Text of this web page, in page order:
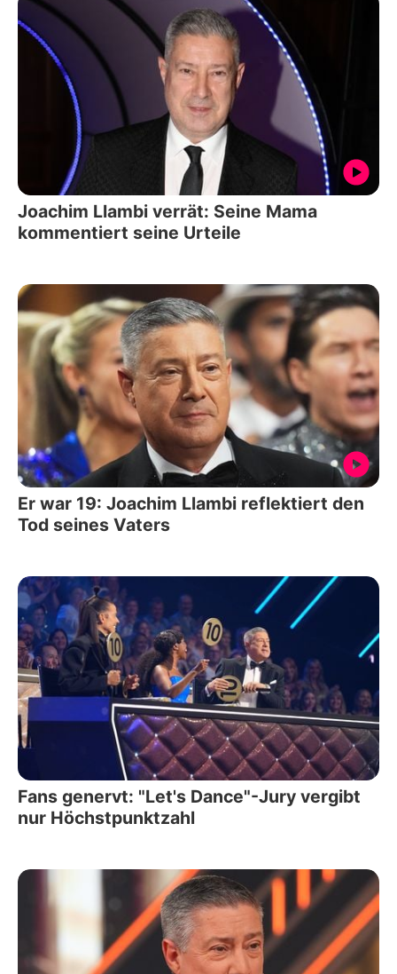
Joachim Llambi verrät: Seine Mama
kommentiert seine Urteile
Er war 19: Joachim Llambi reflektiert den
Tod seines Vaters
Fans genervt: "Let's Dance"-Jury vergibt
nur Höchstpunktzahl